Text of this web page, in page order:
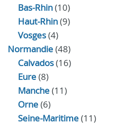
Bas-Rhin(10)
Haut-Rhin(9)
Vosges(4)
Normandie(48)
Calvados(16)
Eure(8)
Manche(11)
Orne(6)
Seine-Maritime(11)